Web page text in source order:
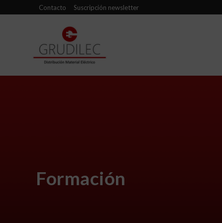
Contacto Suscripción newsletter
Formación